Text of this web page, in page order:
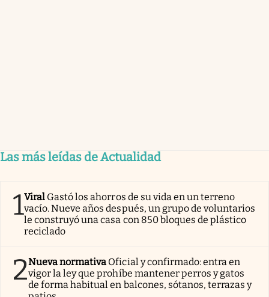
Las más leídas de Actualidad
1Viral Gastó los ahorros de su vida en un terreno
vacío. Nueve años después, un grupo de voluntarios
le construyó una casa con 850 bloques de plástico
reciclado
2Nueva normativa Oficial y confirmado: entra en
vigor la ley que prohíbe mantener perros y gatos
de forma habitual en balcones, sótanos, terrazas y